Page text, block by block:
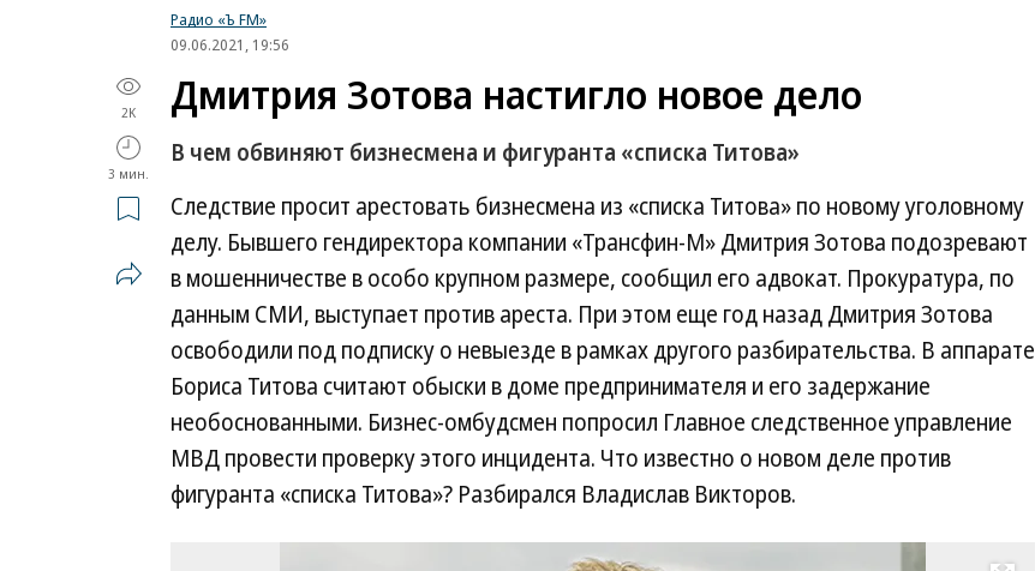
Радио «Ъ FM»
09.06.2021, 19:56
2K
3 мин.
Дмитрия Зотова настигло новое дело
В чем обвиняют бизнесмена и фигуранта «списка Титова»
Следствие просит арестовать бизнесмена из «списка Титова» по новому уголовному
делу. Бывшего гендиректора компании «Трансфин-М» Дмитрия Зотова подозревают
в мошенничестве в особо крупном размере, сообщил его адвокат. Прокуратура, по
данным СМИ, выступает против ареста. При этом еще год назад Дмитрия Зотова
освободили под подписку о невыезде в рамках другого разбирательства. В аппарате
Бориса Титова считают обыски в доме предпринимателя и его задержание
необоснованными. Бизнес-омбудсмен попросил Главное следственное управление
МВД провести проверку этого инцидента. Что известно о новом деле против
фигуранта «списка Титова»? Разбирался Владислав Викторов.